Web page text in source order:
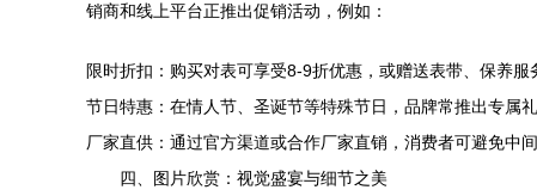
销商和线上平台正推出促销活动，例如：
限时折扣：购买对表可享受8-9折优惠，或赠送表带、保养服
节日特惠：在情人节、圣诞节等特殊节日，品牌常推出专属
厂家直供：通过官方渠道或合作厂家直销，消费者可避免中
四、图片欣赏：视觉盛宴与细节之美